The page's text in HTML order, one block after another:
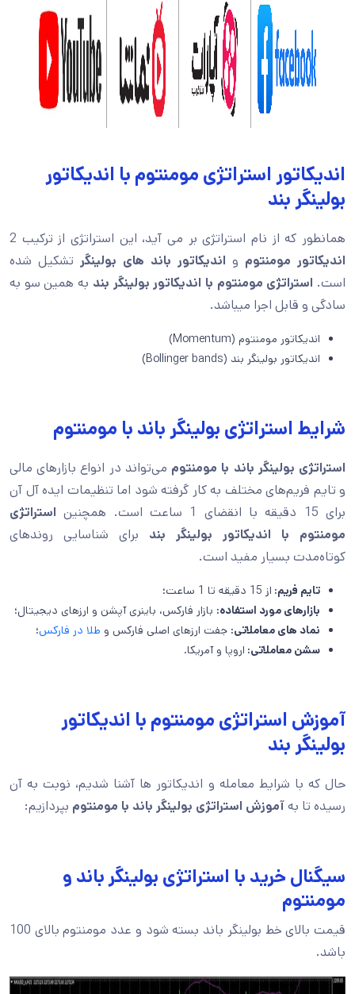
اندیکاتور استراتژی مومنتوم با اندیکاتور
بولینگر بند
همانطور که از نام استراتژی بر می آید، این استراتژی از ترکیب 2
اندیکاتور مومنتوم و اندیکاتور باند های بولینگر تشکیل شده
است. استراتژی مومنتوم با اندیکاتور بولینگر بند به همین سو به
سادگی و قابل اجرا میباشد.
اندیکاتور مومنتوم (Momentum)
اندیکاتور بولینگر بند (Bollinger bands)
شرایط استراتژی بولینگر باند با مومنتوم
استراتژی بولینگر باند با مومنتوم می‌تواند در انواع بازارهای مالی
و تایم فریم‌های مختلف به کار گرفته شود اما تنظیمات ایده آل آن
برای 15 دقیقه با انقضای 1 ساعت است. همچنین
استراتژی
مومنتوم با اندیکاتور بولینگر بند برای شناسایی روندهای
کوتاه‌مدت بسیار مفید است.
تایم فریم: از 15 دقیقه تا 1 ساعت؛
بازارهای مورد استفاده: بازار فارکس، باینری آپشن و ارزهای دیجیتال؛
نماد های معاملاتی: جفت ارزهای اصلی فارکس و طلا در فارکس؛
سشن معاملاتی: اروپا و آمریکا.
آموزش استراتژی مومنتوم با اندیکاتور
بولینگر بند
حال که با شرایط معامله و اندیکاتور ها آشنا شدیم، نوبت به آن
رسیده تا بهآموزش استراتژی بولینگر باند با مومنتوم بپردازیم:
سیگنال خرید با استراتژی بولینگر باند و
مومنتوم
قیمت بالای خط بولینگر باند بسته شود و عدد مومنتوم بالای 100
باشد.